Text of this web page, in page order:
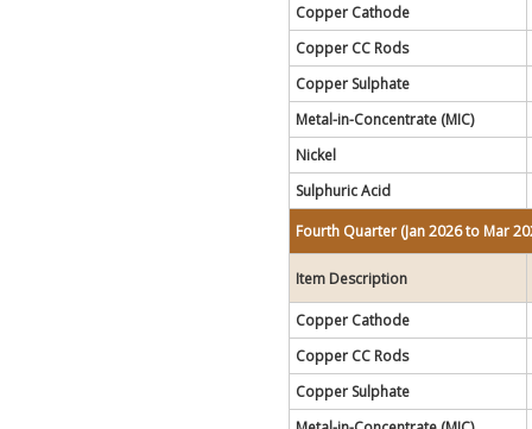
Copper Cathode
Copper CC Rods
Copper Sulphate
Metal-in-Concentrate (MIC)
Nickel
Sulphuric Acid
Fourth Quarter (Jan 2026 to Mar
Item Description
Copper Cathode
Copper CC Rods
Copper Sulphate